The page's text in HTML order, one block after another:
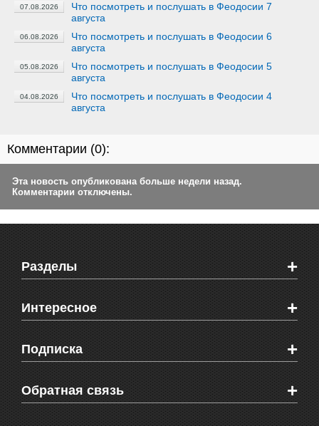
07.08.2026
Что посмотреть и послушать в Феодосии 7
августа
06.08.2026
Что посмотреть и послушать в Феодосии 6
августа
05.08.2026
Что посмотреть и послушать в Феодосии 5
августа
04.08.2026
Что посмотреть и послушать в Феодосии 4
августа
Комментарии (0):
Эта новость опубликована больше недели назад.
Комментарии отключены.
Разделы +
Новости Феодосии
Новости Крыма
Мировые новости
Объявления
Здоровье
СМС мнения читателей
Интересное +
Видео о Феодосии
Веб-камеры Феодосии
Блоги феодосийцев
Школы Феодосии
Подписка +
Печатная версия газеты "Кафа"
RSS
Обратная связь +
Рекламодателям